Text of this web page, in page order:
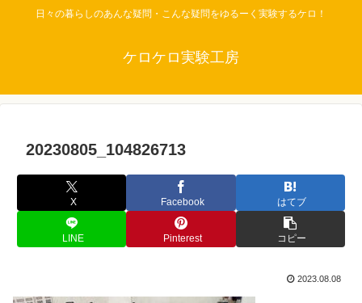
日々の暮らしのあんな疑問・こんな疑問をゆるーく実験するケロ！
ケロケロ実験工房
20230805_104826713
X Facebook はてブ
LINE Pinterest コピー
2023.08.08